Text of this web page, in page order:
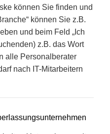
können Sie finden und
können Sie z.B.
und beim Feld „Ich
z.B. das Wort
alle Personalberater
nach IT-Mitarbeitern